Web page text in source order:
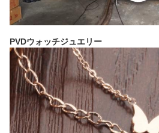
PVDウォッチジュエリー